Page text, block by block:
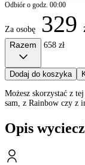
Odbiór o godz. 00:00
Za osobę 329
Razem 658 zł
Dodaj do koszyka
Możesz skorzystać z
sam, z Rainbow czy z
Opis